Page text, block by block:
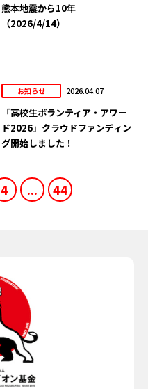
熊本地震から10年
（2026/4/14）
お知らせ 2026.04.07
「高校生ボランティア・アワー
ド2026」クラウドファンディン
グ開始しました！
4 ... 44